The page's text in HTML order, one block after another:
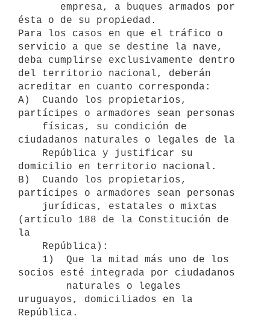
ésta o de su propiedad.
Para los casos en que el tráfico o
servicio a que se destine la nave,
deba cumplirse exclusivamente dentro
del territorio nacional, deberán
acreditar en cuanto corresponda:
A)  Cuando los propietarios,
partícipes o armadores sean personas
ciudadanos naturales o legales de la
domicilio en territorio nacional.
B)  Cuando los propietarios,
partícipes o armadores sean personas
(artículo 188 de la Constitución de
la
socios esté integrada por ciudadanos
uruguayos, domiciliados en la
República.